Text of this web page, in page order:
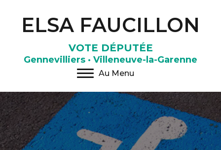
ELSA FAUCILLON
VOTE DÉPUTÉE
Gennevilliers · Villeneuve-la-Garenne
Au Menu